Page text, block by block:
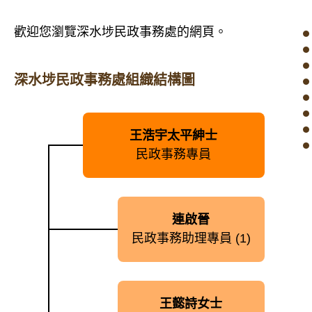
歡迎您瀏覽深水埗民政事務處的網頁。
深水埗民政事務處組織結構圖
王浩宇太平紳士
民政事務專員
連啟晉
民政事務助理專員 (1)
王懿詩女士